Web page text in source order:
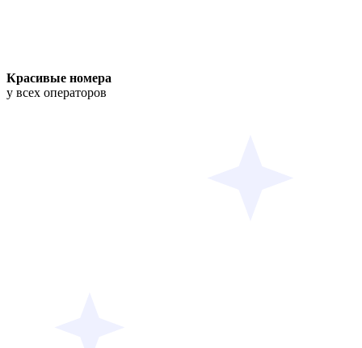
Красивые номера
у всех операторов